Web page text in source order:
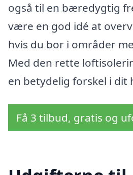
også til en bæredygtig
være en god idé at
hvis du bor i områder
Med den rette
en betydelig forskel i dit
Få 3 tilbud, gratis og